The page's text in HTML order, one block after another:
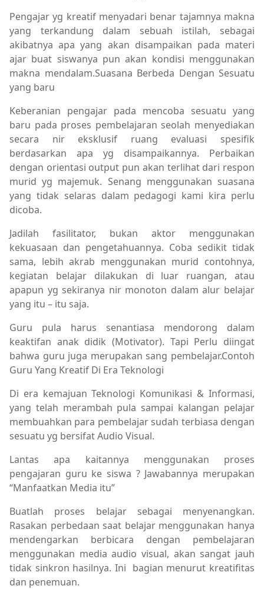
Pengajar yg kreatif menyadari benar tajamnya makna
yang terkandung dalam sebuah istilah, sebagai
akibatnya apa yang akan disampaikan pada materi
ajar buat siswanya pun akan kondisi menggunakan
makna mendalam.Suasana Berbeda Dengan Sesuatu
yang baru
Keberanian pengajar pada mencoba sesuatu yang
baru pada proses pembelajaran seolah menyediakan
secara nir eksklusif ruang evaluasi spesifik
berdasarkan apa yg disampaikannya. Perbaikan
dengan orientasi output pun akan terlihat dari respon
murid yg majemuk. Senang menggunakan suasana
yang tidak selaras dalam pedagogi kami kira perlu
dicoba.
Jadilah fasilitator, bukan aktor menggunakan
kekuasaan dan pengetahuannya. Coba sedikit tidak
sama, lebih akrab menggunakan murid contohnya,
kegiatan belajar dilakukan di luar ruangan, atau
apapun yg sekiranya nir monoton dalam alur belajar
yang itu – itu saja.
Guru pula harus senantiasa mendorong dalam
keaktifan anak didik (Motivator). Tapi Perlu diingat
bahwa guru juga merupakan sang pembelajar.Contoh
Guru Yang Kreatif Di Era Teknologi
Di era kemajuan Teknologi Komunikasi & Informasi,
yang telah merambah pula sampai kalangan pelajar
membuahkan para pembelajar sudah terbiasa dengan
sesuatu yg bersifat Audio Visual.
Lantas apa kaitannya menggunakan proses
pengajaran guru ke siswa ? Jawabannya merupakan
“Manfaatkan Media itu”
Buatlah proses belajar sebagai menyenangkan.
Rasakan perbedaan saat belajar menggunakan hanya
mendengarkan berbicara dengan pembelajaran
menggunakan media audio visual, akan sangat jauh
tidak sinkron hasilnya. Ini bagian menurut kreatifitas
dan penemuan.